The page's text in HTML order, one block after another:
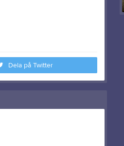
Dela på Twitter